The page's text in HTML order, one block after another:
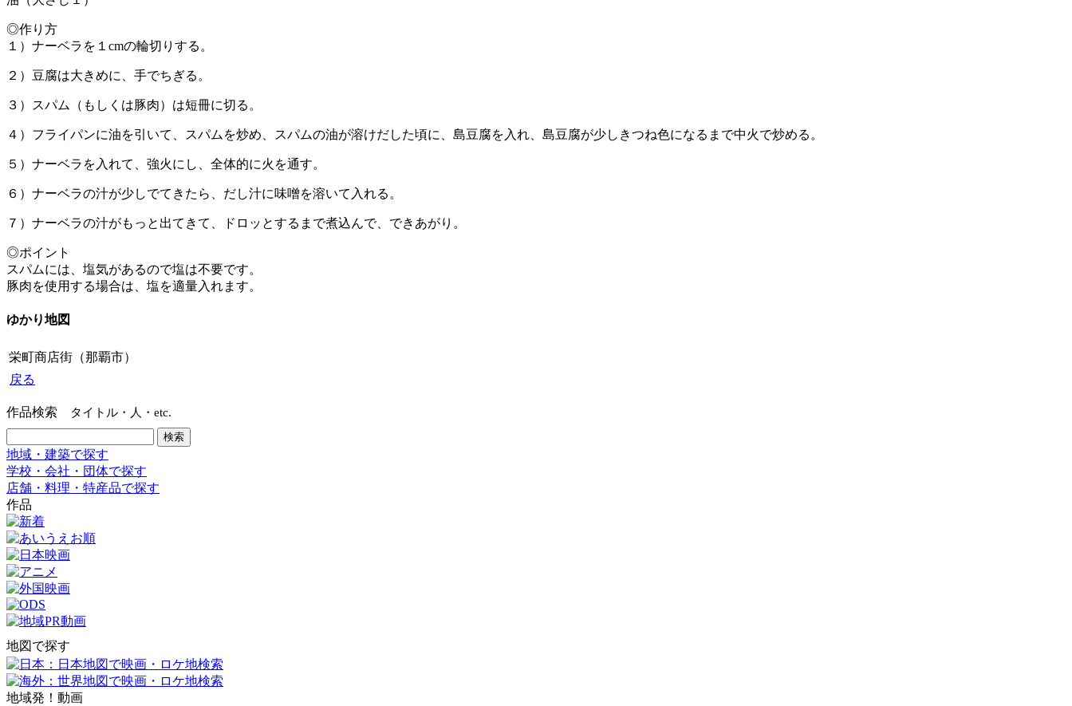
◎作り方
１）ナーベラを１cmの輪切りする。
２）豆腐は大きめに、手でちぎる。
３）スパム（もしくは豚肉）は短冊に切る。
４）フライパンに油を引いて、スパムを炒め、スパムの油が溶けだした頃に、島豆腐を入れ、島豆腐が少しきつね色になるまで中火で炒める。
５）ナーベラを入れて、強火にし、全体的に火を通す。
６）ナーベラの汁が少しでてきたら、だし汁に味噌を溶いて入れる。
７）ナーベラの汁がもっと出てきて、ドロッとするまで煮込んで、できあがり。
◎ポイント
スパムには、塩気があるので塩は不要です。
豚肉を使用する場合は、塩を適量入れます。
ゆかり地図
栄町商店街（那覇市）
戻る
作品検索 タイトル・人・etc.
地域・建築で探す
学校・会社・団体で探す
店舗・料理・特産品で探す
作品
地図で探す
地域発！動画